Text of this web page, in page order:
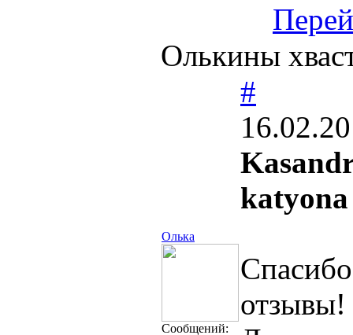
Олькины
Олька
Cообщений:
#
katyona
отзывы!